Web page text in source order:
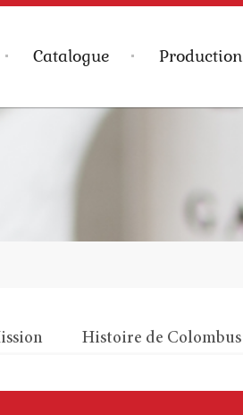
Catalogue Production
Histoire de Colombus